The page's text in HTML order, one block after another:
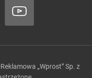
„Wprost” Sp. z